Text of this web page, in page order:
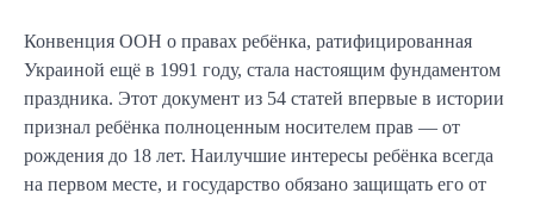
Конвенция ООН о правах ребёнка, ратифицированная
Украиной ещё в 1991 году, стала настоящим фундаментом
праздника. Этот документ из 54 статей впервые в истории
признал ребёнка полноценным носителем прав — от
рождения до 18 лет. Наилучшие интересы ребёнка всегда
на первом месте, и государство обязано защищать его от